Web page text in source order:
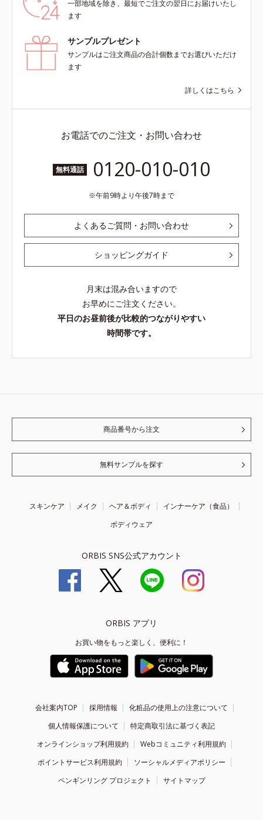
一部地域を除き、最短でご注文の翌日にお届けいたし
ます
サンプルプレゼント
サンプルはご注文商品の合計個数までお選びいただけ
ます
詳しくはこちら
お電話でのご注文・お問い合わせ
無料通話 0120-010-010
午前9時より午後7時まで
よくあるご質問・お問い合わせ
ショッピングガイド
月末は混み合いますので
お早めにご注文ください。
平日のお昼前後が比較的つながりやすい
時間帯です。
商品番号から注文
無料サンプルを探す
スキンケア メイク ヘア＆ボディ
インナーケア（食品）
ボディウェア
ORBIS SNS公式アカウント
ORBIS アプリ
お買い物をもっと楽しく、便利に！
会社案内TOP 採用情報
化粧品の使用上の注意について
個人情報保護について
特定商取引法に基づく表記
オンラインショップ利用規約
Webコミュニティ利用規約
ポイントサービス利用規約
ソーシャルメディアポリシー
ペンギンリング プロジェクト
サイトマップ